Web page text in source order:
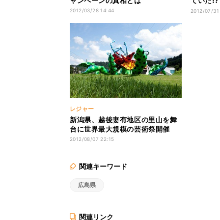
2012/03/28 14:44
ューを
2012/07/
レジャー
新潟県、越後妻有地区の里山を舞
台に世界最大規模の芸術祭開催
2012/08/07 22:15
関連キーワード
広島県
関連リンク